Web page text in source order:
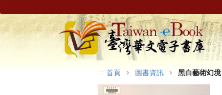
::: 首頁 圖書資訊 黑白藝術幻境